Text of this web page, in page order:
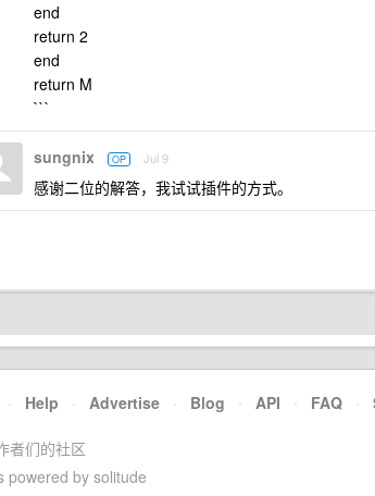
end
return 2
end
return M
```
sungnix OP Jul 9
感谢二位的解答，我试试插件的方式。
· Help · Advertise · Blog · API · FAQ ·
者们的社区
powered by solitude